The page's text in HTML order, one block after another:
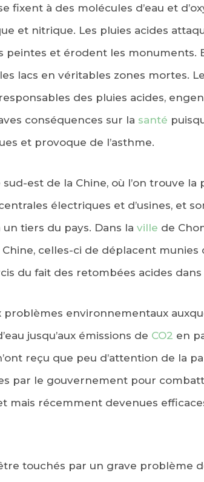
fixent à des molécules d’eau et
et nitrique. Les pluies acides
peintes et érodent les monuments.
lacs en véritables zones mortes.
responsables des pluies acides,
conséquences sur la santé
et provoque de l’asthme.
est de la Chine, où l’on trouve la
électriques et d’usines, et
tiers du pays. Dans la ville de
celles-ci de déplacent munies
du fait des retombées acides dans
environnementaux
jusqu’aux émissions de CO2 en
reçu que peu d’attention de la
par le gouvernement pour
mais récemment devenues
touchés par un grave problème